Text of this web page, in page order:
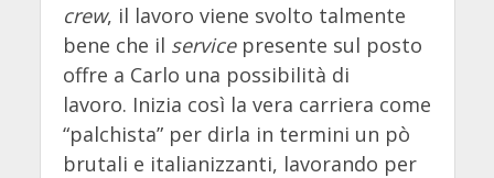
crew, il lavoro viene svolto talmente
bene che il servicepresente sul posto
offre a Carlo una possibilità di
lavoro. Inizia così la vera carriera come
“palchista” per dirla in termini un pò
brutali e italianizzanti, lavorando per